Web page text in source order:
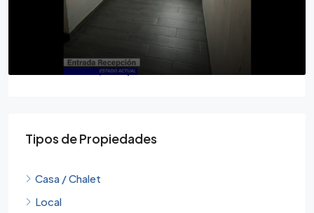
Casa de Pueblo 3d para Acabar
2
CASAS DE PUEBLO, CASA / CHALET
Tipos de Propiedades
Casa / Chalet
Local